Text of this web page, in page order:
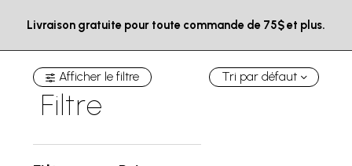
Livraison gratuite pour toute commande de 75$ et plus.
Afficher le filtre
Filtre
Tri par défaut